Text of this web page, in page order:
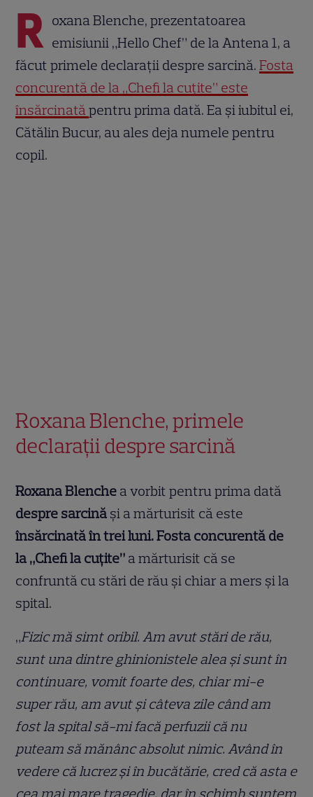
R oxana Blenche, prezentatoarea
emisiunii „Hello Chef” de la Antena 1, a
făcut primele declarații despre sarcină.Fosta
concurentă de la „Chefi la cuțite” este
însărcinatăpentru prima dată. Ea și iubitul ei,
Cătălin Bucur, au ales deja numele pentru
copil.
Roxana Blenche, primele
declarații despre sarcină
Roxana Blenche a vorbit pentru prima dată
despre sarcină și a mărturisit că este
însărcinată în trei luni. Fosta concurentă de
la „Chefi la cuțite” a mărturisit că se
confruntă cu stări de rău și chiar a mers și la
spital.
„Fizic mă simt oribil. Am avut stări de rău,
sunt una dintre ghinionistele alea și sunt în
continuare, vomit foarte des, chiar mi-e
super rău, am avut și câteva zile când am
fost la spital să-mi facă perfuzii că nu
puteam să mănânc absolut nimic. Având în
vedere că lucrez și în bucătărie, cred că asta e
cea mai mare tragedie, dar în schimb suntem